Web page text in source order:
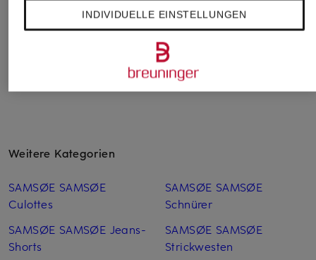
Weitere Kategorien
SAMSØE SAMSØE
Culottes
SAMSØE SAMSØE Jeans-
Shorts
SAMSØE SAMSØE
Schnürer
SAMSØE SAMSØE
Strickwesten
INDIVIDUELLE EINSTELLUNGEN